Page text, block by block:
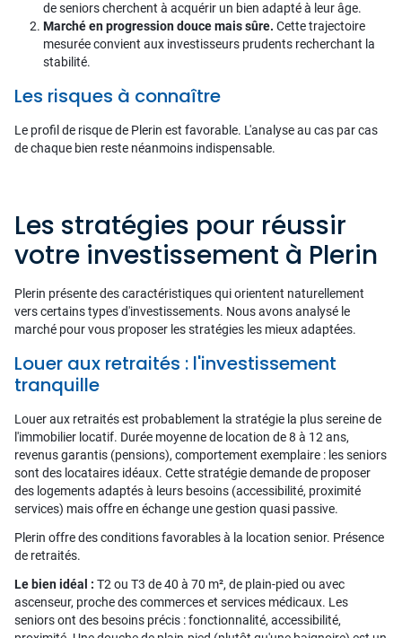
de seniors cherchent à acquérir un bien adapté à leur âge.
Marché en progression douce mais sûre. Cette trajectoire
mesurée convient aux investisseurs prudents recherchant la
stabilité.
Les risques à connaître
Le profil de risque de Plerin est favorable. L'analyse au cas par cas
de chaque bien reste néanmoins indispensable.
Les stratégies pour réussir
votre investissement à Plerin
Plerin présente des caractéristiques qui orientent naturellement
vers certains types d'investissements. Nous avons analysé le
marché pour vous proposer les stratégies les mieux adaptées.
Louer aux retraités : l'investissement
tranquille
Louer aux retraités est probablement la stratégie la plus sereine de
l'immobilier locatif. Durée moyenne de location de 8 à 12 ans,
revenus garantis (pensions), comportement exemplaire : les seniors
sont des locataires idéaux. Cette stratégie demande de proposer
des logements adaptés à leurs besoins (accessibilité, proximité
services) mais offre en échange une gestion quasi passive.
Plerin offre des conditions favorables à la location senior. Présence
de retraités.
Le bien idéal : T2 ou T3 de 40 à 70 m², de plain-pied ou avec
ascenseur, proche des commerces et services médicaux. Les
seniors ont des besoins précis : fonctionnalité, accessibilité,